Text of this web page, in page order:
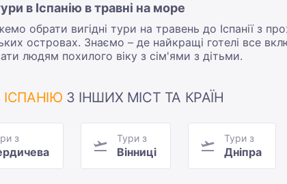
в Іспанію в травні на море
обрати вигідні тури на травень до Іспанії з
островах. Знаємо – де найкращі готелі все
людям похилого віку з сім'ями з дітьми.
ІСПАНІЮ З ІНШИХ МІСТ ТА КРАЇН
з Тури з
Вінниці
Тури з
Дніпра